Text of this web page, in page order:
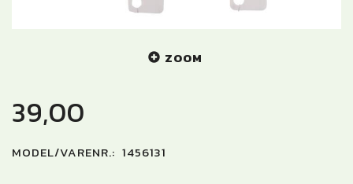
ZOOM
39,00
MODEL/VARENR.: 1456131